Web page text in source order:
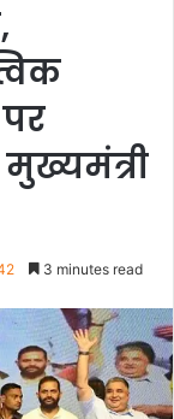
3 minutes read